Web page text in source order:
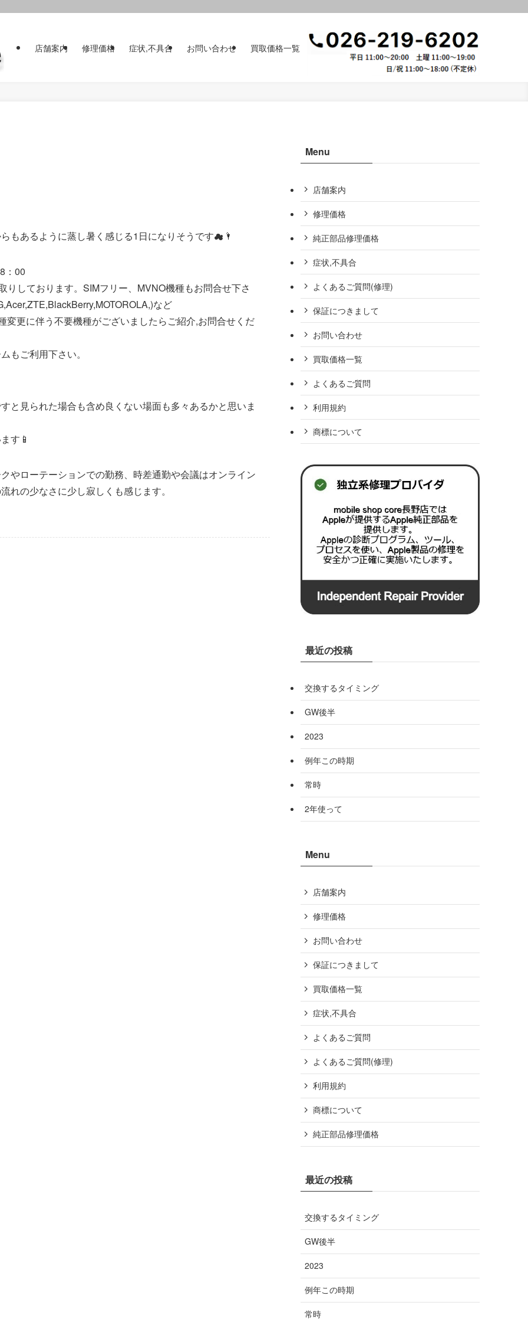
店舗案内 修理価格 症状,不具合 お問い合わせ 買取価格一覧
もあるように蒸し暑く感じる1日になりそうです☁🌂
：00
しております。SIMフリー、MVNO機種もお問合せ下さ
など
変更に伴う不要機種がございましたらご紹介,お問合せくだ
もご利用下さい。
と見られた場合も含め良くない場面も多々あるかと思いま
す📱
やローテーションでの勤務、時差通勤や会議はオンライン
れの少なさに少し寂しくも感じます。
Menu
店舗案内
修理価格
純正部品修理価格
症状,不具合
よくあるご質問(修理)
保証につきまして
お問い合わせ
買取価格一覧
よくあるご質問
利用規約
商標について
最近の投稿
交換するタイミング
GW後半
2023
例年この時期
常時
2年使って
Menu
店舗案内
修理価格
お問い合わせ
保証につきまして
買取価格一覧
症状,不具合
よくあるご質問
よくあるご質問(修理)
利用規約
商標について
純正部品修理価格
最近の投稿
交換するタイミング
GW後半
2023
例年この時期
常時